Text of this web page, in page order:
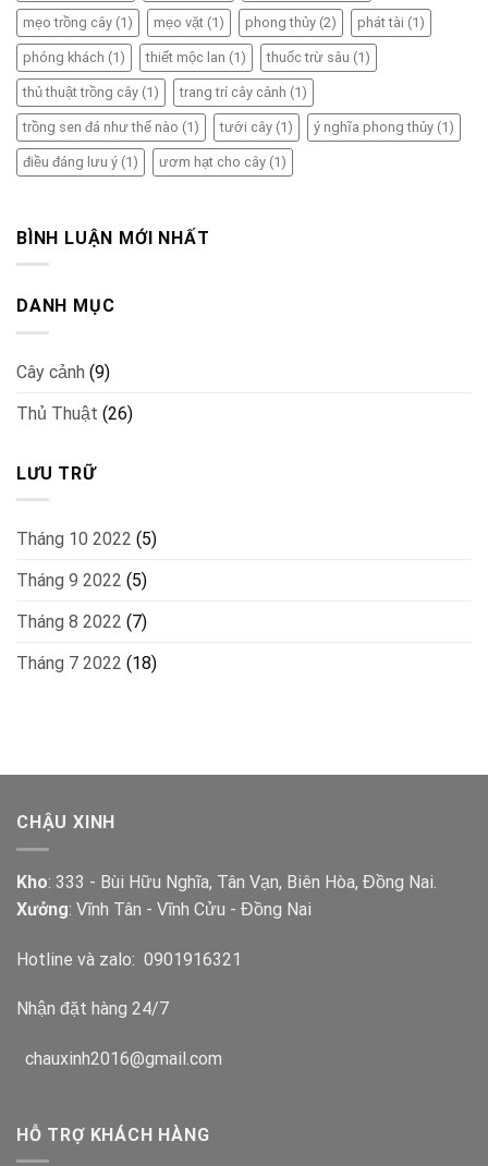
mẹo trồng cây (1) mẹo vặt (1) phong thủy (2) phát tài (1)
phóng khách (1) thiết mộc lan (1) thuốc trừ sâu (1)
thủ thuật trồng cây (1) trang trí cây cảnh (1)
trồng sen đá như thế nào (1) tưới cây (1) ý nghĩa phong thủy (1)
điều đáng lưu ý (1) ươm hạt cho cây (1)
BÌNH LUẬN MỚI NHẤT
DANH MỤC
Cây cảnh (9)
Thủ Thuật (26)
LƯU TRỮ
Tháng 10 2022 (5)
Tháng 9 2022 (5)
Tháng 8 2022 (7)
Tháng 7 2022 (18)
CHẬU XINH
Kho: 333 - Bùi Hữu Nghĩa, Tân Vạn, Biên Hòa, Đồng Nai.
Xưởng: Vĩnh Tân - Vĩnh Cửu - Đồng Nai
Hotline và zalo: 0901916321
Nhận đặt hàng 24/7
chauxinh2016@gmail.com
HỖ TRỢ KHÁCH HÀNG